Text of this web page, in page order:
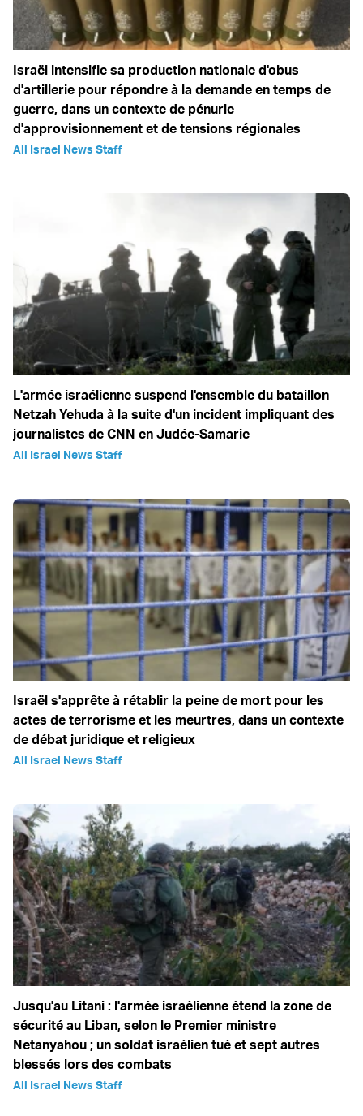
Israël intensifie sa production nationale d'obus
d'artillerie pour répondre à la demande en temps de
guerre, dans un contexte de pénurie
d'approvisionnement et de tensions régionales
All Israel News Staff
L'armée israélienne suspend l'ensemble du bataillon
Netzah Yehuda à la suite d'un incident impliquant des
journalistes de CNN en Judée-Samarie
All Israel News Staff
Israël s'apprête à rétablir la peine de mort pour les
actes de terrorisme et les meurtres, dans un contexte
de débat juridique et religieux
All Israel News Staff
Jusqu'au Litani : l'armée israélienne étend la zone de
sécurité au Liban, selon le Premier ministre
Netanyahou ; un soldat israélien tué et sept autres
blessés lors des combats
All Israel News Staff